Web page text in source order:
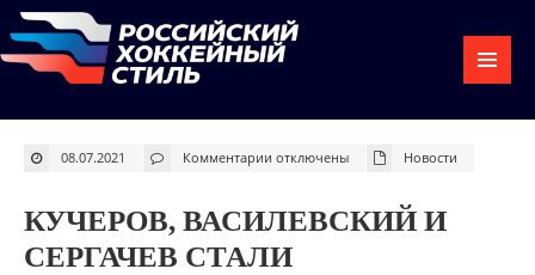
08.07.2021 Комментарии к
и
Сергачев
стали
двукратными
обладателями
отключены Новости
КУЧЕРОВ, ВАСИЛЕВСКИЙ И
СЕРГАЧЕВ СТАЛИ